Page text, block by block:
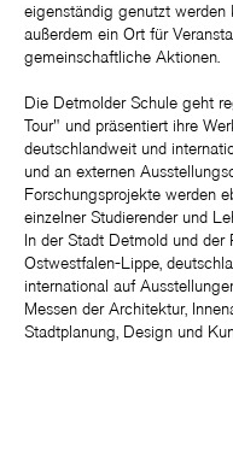
eigenständig genutzt werden
außerdem ein Ort für
gemeinschaftliche Aktionen.
Die Detmolder Schule geht
Tour" und präsentiert ihre
deutschlandweit und
und an externen
Forschungsprojekte werden
einzelner Studierender und
In der Stadt Detmold und der
Ostwestfalen-Lippe,
international auf
Messen der Architektur,
Stadtplanung, Design und